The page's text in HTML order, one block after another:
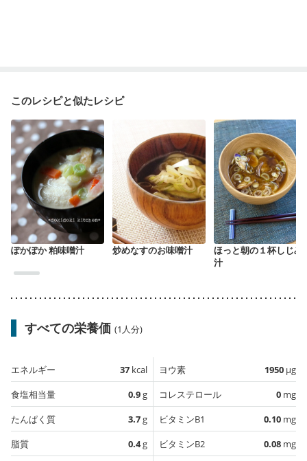
このレシピと似たレシピ
ぽかぽか 粕味噌汁 炒めなすのお味噌汁
ほっと朝の１杯しじみ
汁
すべての栄養価 (1人分)
エネルギー 37 kcal
食塩相当量
0.9g
たんぱく質
3.7g
脂質
0.4g
ヨウ素 1950 µg
コレステロール
0 mg
ビタミンB1
0.10 mg
ビタミンB2
0.08 mg